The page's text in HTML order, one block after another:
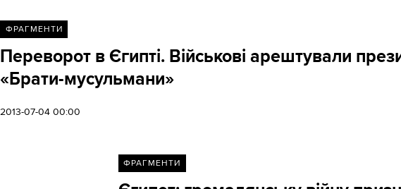
ФРАГМЕНТИ
Переворот в Єгипті. Військові арештували
«Брати-мусульмани»
2013-07-04 00:00
ФРАГМЕНТИ